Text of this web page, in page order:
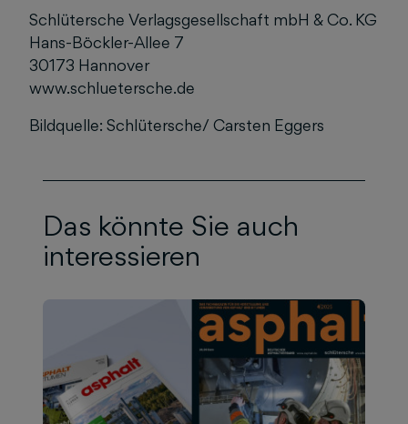
Schlütersche Verlagsgesellschaft mbH & Co. KG
Hans-Böckler-Allee 7
30173 Hannover
www.schluetersche.de
Bildquelle: Schlütersche/ Carsten Eggers
Das könnte Sie auch
interessieren